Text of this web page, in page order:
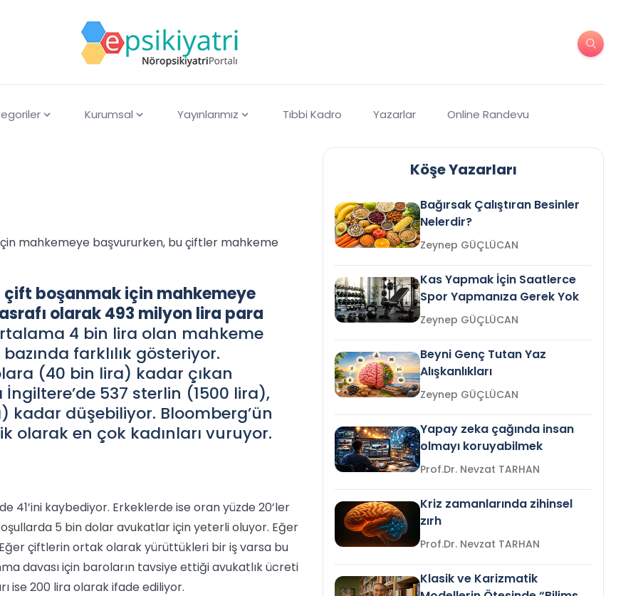
Kurumsal Yayınlarımız Tıbbi Kadro Yazarlar Online Randevu
mahkemeye başvururken, bu çiftler mahkeme
çift boşanmak için mahkemeye
olarak 493 milyon lira para
4 bin lira olan mahkeme
farklılık gösteriyor.
(40 bin lira) kadar çıkan
537 sterlin (1500 lira),
kadar düşebiliyor. Bloomberg’ün
olarak en çok kadınları vuruyor.
41’ini kaybediyor. Erkeklerde ise oran yüzde 20’ler
5 bin dolar avukatlar için yeterli oluyor. Eğer
çiftlerin ortak olarak yürüttükleri bir iş varsa bu
davası için baroların tavsiye ettiği avukatlık ücreti
ise 200 lira olarak ifade ediliyor.
Köşe Yazarları
Bağırsak Çalıştıran Besinler
Nelerdir?
Zeynep GÜÇLÜCAN
Kas Yapmak İçin Saatlerce
Spor Yapmanıza Gerek Yok
Zeynep GÜÇLÜCAN
Beyni Genç Tutan Yaz
Alışkanlıkları
Zeynep GÜÇLÜCAN
Yapay zeka çağında insan
olmayı koruyabilmek
Prof.Dr. Nevzat TARHAN
Kriz zamanlarında zihinsel
zırh
Prof.Dr. Nevzat TARHAN
Klasik ve Karizmatik